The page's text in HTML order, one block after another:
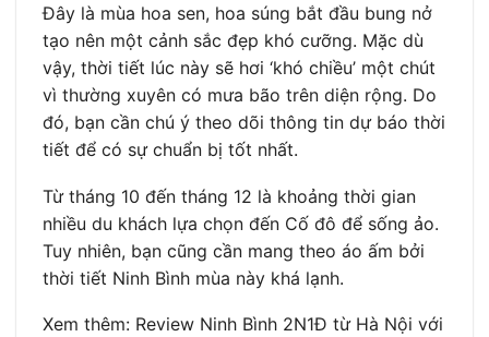
Đây là mùa hoa sen, hoa súng bắt đầu bung nở
tạo nên một cảnh sắc đẹp khó cưỡng. Mặc dù
vậy, thời tiết lúc này sẽ hơi ‘khó chiều’ một chút
vì thường xuyên có mưa bão trên diện rộng. Do
đó, bạn cần chú ý theo dõi thông tin dự báo thời
tiết để có sự chuẩn bị tốt nhất.
Từ tháng 10 đến tháng 12 là khoảng thời gian
nhiều du khách lựa chọn đến Cố đô để sống ảo.
Tuy nhiên, bạn cũng cần mang theo áo ấm bởi
thời tiết Ninh Bình mùa này khá lạnh.
Xem thêm: Review Ninh Bình 2N1Đ từ Hà Nội với